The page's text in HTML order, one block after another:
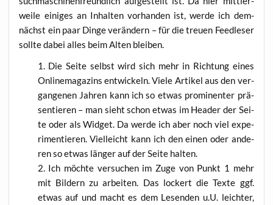
wei­le eini­ges an Inhal­ten vor­han­den ist, wer­de ich dem­
nächst ein paar Din­ge ver­än­dern – für die treu­en Feed­le­ser
soll­te dabei alles beim Alten bleiben.
Die Sei­te selbst wird sich mehr in Rich­tung eines
Online­ma­ga­zins ent­wi­ckeln. Vie­le Arti­kel aus den ver­
gan­ge­nen Jah­ren kann ich so etwas pro­mi­nen­ter prä­
sen­tie­ren – man sieht schon etwas im Hea­der der Sei­
te oder als Wid­get. Da wer­de ich aber noch viel expe­
ri­men­tie­ren. Viel­leicht kann ich den einen oder ande­
ren so etwas län­ger auf der Sei­te halten.
Ich möch­te ver­su­chen im Zuge von Punkt 1 mehr
mit Bil­dern zu arbei­ten. Das lockert die Tex­te ggf.
etwas auf und macht es dem Lesen­den u.U. leich­ter,